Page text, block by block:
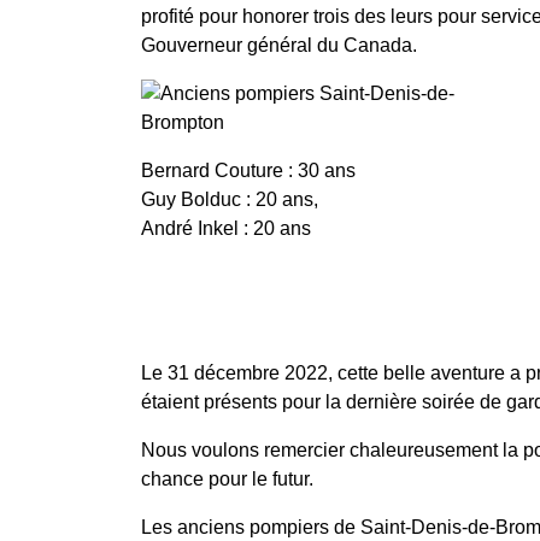
profité pour honorer trois des leurs pour
Gouverneur général du Canada.
Bernard Couture : 30 ans
Guy Bolduc : 20 ans,
André Inkel : 20 ans
Le 31 décembre 2022, cette belle aventure a
étaient présents pour la dernière soirée de
Nous voulons remercier chaleureusement la
chance pour le futur.
Les anciens pompiers de Saint-Denis-de-